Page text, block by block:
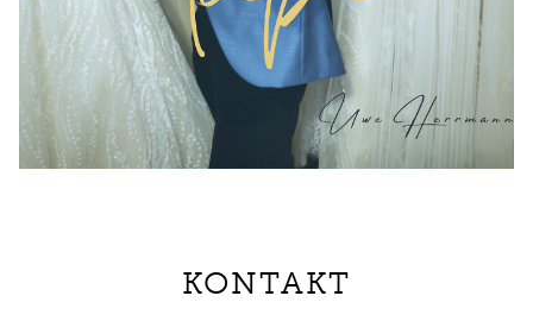
KONTAKT